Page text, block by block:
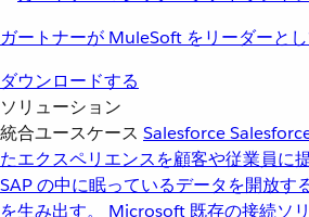
ガートナーが MuleSoft をリーダーと
ダウンロードする
ソリューション
統合ユースケース Salesforce
たエクスペリエンスを顧客や従業員に
SAP の中に眠っているデータを開放す
を生み出す。
Microsoft 既存の接続ソ